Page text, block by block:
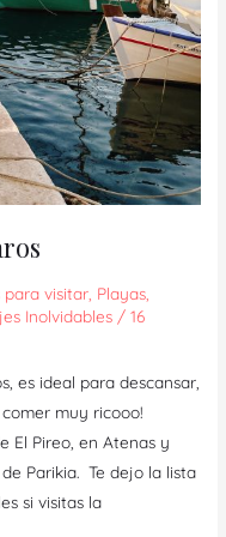
para visitar Playas
Inolvidables /16
es ideal para descansar,
muy ricooo!
El Pireo, en Atenas y
Parikia. Te dejo la lista
si visitas la